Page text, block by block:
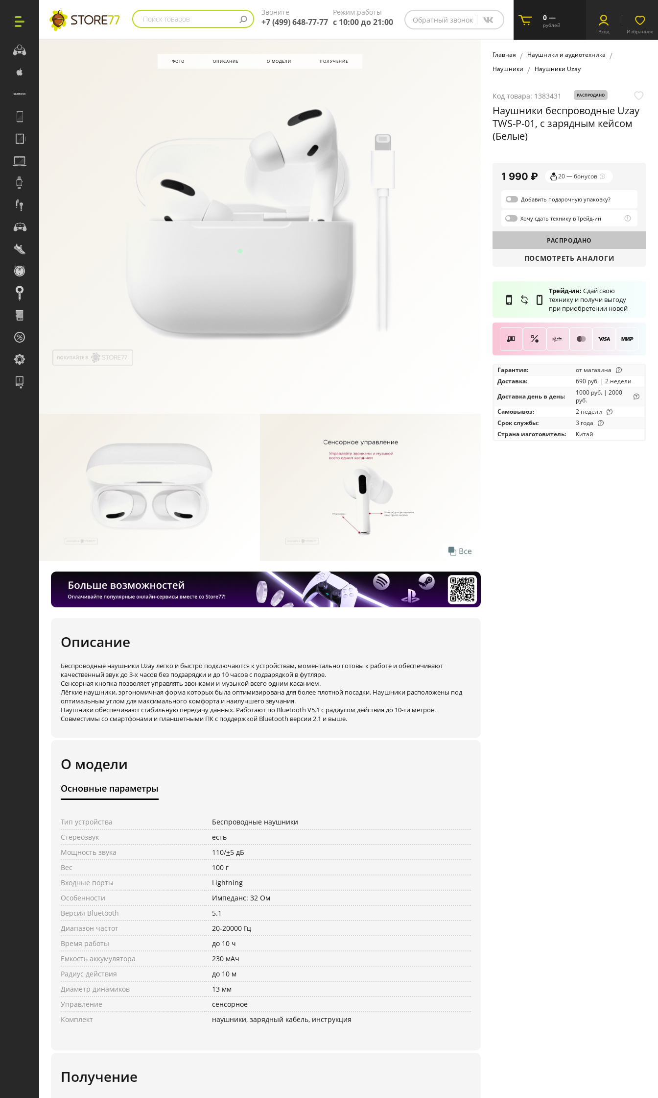
Поиск товаров
Звоните
+7 (499) 648-77-77
Режим работы
с 10:00 до 21:00 Обратный звонок 0 —
рублей
Вход
Избранное
ФОТО ОПИСАНИЕ О МОДЕЛИ ПОЛУЧЕНИЕ
Описание
Беспроводные наушники Uzay легко и быстро подключаются к устройствам, моментально готовы к работе и обеспечивают
качественный звук до 3-х часов без подзарядки и до 10 часов с подзарядкой в футляре.
Сенсорная кнопка позволяет управлять звонками и музыкой всего одним касанием.
Лёгкие наушники, эргономичная форма которых была оптимизирована для более плотной посадки. Наушники расположены под
оптимальным углом для максимального комфорта и наилучшего звучания.
Наушники обеспечивают стабильную передачу данных. Работают по Bluetooth V5.1 с радиусом действия до 10-ти метров.
Совместимы со смартфонами и планшетными ПК с поддержкой Bluetooth версии 2.1 и выше.
О модели
Основные параметры
Тип устройства
Беспроводные наушники
Стереозвук
есть
Мощность звука
110/+5 дБ
Вес
100 г
Входные порты
Lightning
Особенности
Импеданс: 32 Ом
Версия Bluetooth
5.1
Диапазон частот
20-20000 Гц
Время работы
до 10 ч
Емкость аккумулятора
230 мАч
Радиус действия
до 10 м
Диаметр динамиков
13 мм
Управление
сенсорное
Комплект
наушники, зарядный кабель, инструкция
Получение
Главная
Наушники и аудиотехника
Наушники
Наушники Uzay
Код товара: 1383431 РАСПРОДАНО
Наушники беспроводные Uzay
TWS-P-01, с зарядным кейсом
(Белые)
1 990 ₽ 20 — бонусов
Добавить подарочную упаковку?
Хочу сдать технику в Трейд-ин
РАСПРОДАНО
ПОСМОТРЕТЬ АНАЛОГИ
Трейд-ин: Сдай свою
технику и получи выгоду
при приобретении новой
Гарантия:
от магазина
Доставка:
690 руб. | 2 недели
Доставка день в день:
1000 руб. | 2000
руб.
Самовывоз:
2 недели
Срок службы:
3 года
Страна изготовитель:
Китай